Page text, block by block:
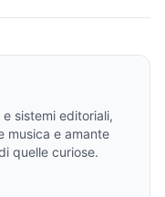
sistemi editoriali,
musica e amante
quelle curiose.